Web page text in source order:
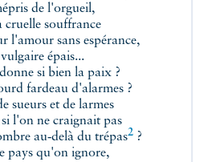
de l'orgueil,
cruelle souffrance
l'amour sans espérance,
épais...
si bien la paix ?
fardeau d'alarmes ?
sueurs et de larmes
l'on ne craignait pas
au‑delà du trépas2 ?
pays qu'on ignore,